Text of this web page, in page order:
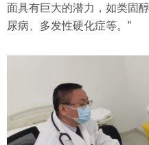
面具有巨大的潜力，如类固
尿病、多发性硬化症等。”